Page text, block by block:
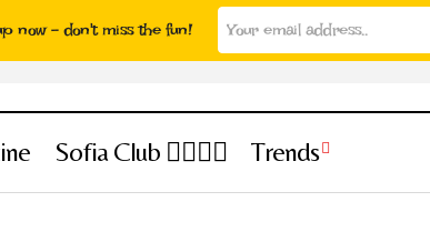
Sofia Club 👩‍❤️‍💋‍👨 Trends
now - don't miss the fun!